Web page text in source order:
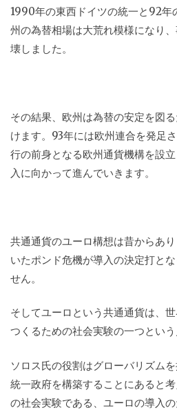
1990年の東西ドイツの統一と92年
州の為替相場は大荒れ模様になり
壊しました。
その結果、欧州は為替の安定を図
けます。93年には欧州連合を発足
行の前身となる欧州通貨機構を設
入に向かって進んでいきます。
共通通貨のユーロ構想は昔からあ
いたポンド危機が導入の決定打と
せん。
そしてユーロという共通通貨は、
つくるための社会実験の一つという
ソロス氏の役割はグローバリズム
統一政府を構築することにあると
の社会実験である、ユーロの導入